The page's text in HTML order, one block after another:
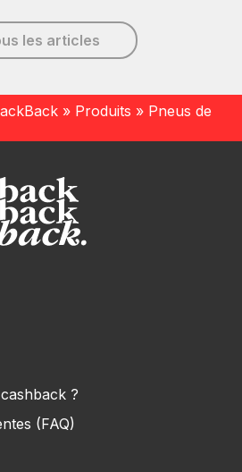
les articles
» Produits » Pneus de
?
(FAQ)